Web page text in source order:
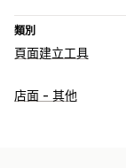
類別
頁面建立工具
頁面類型
店面 - 其他